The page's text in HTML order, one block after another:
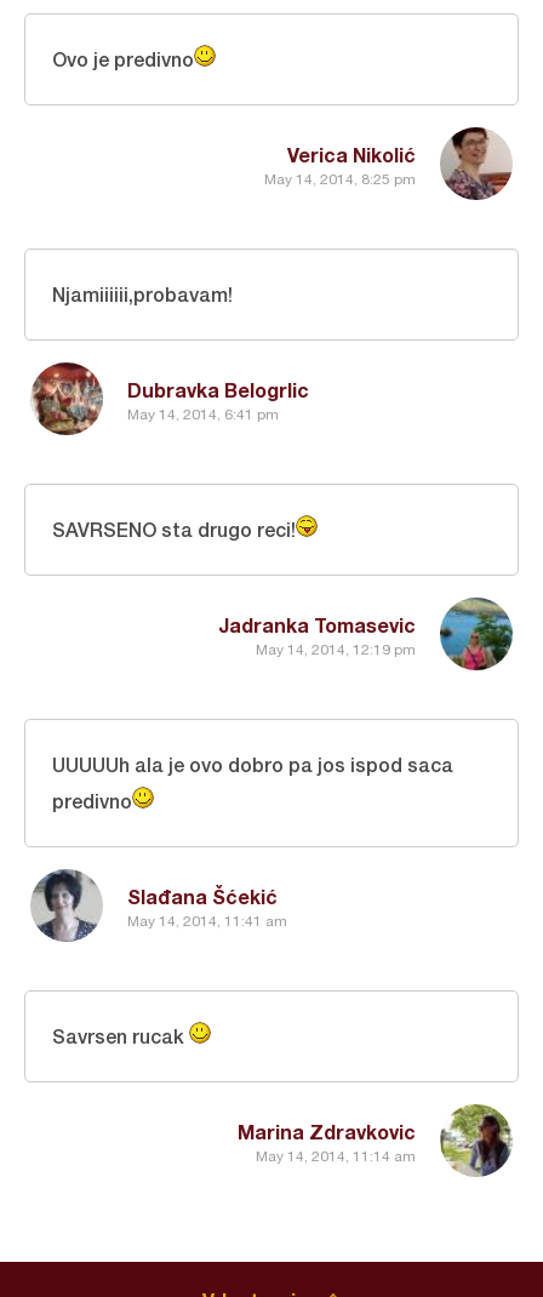
Verica Nikolić
May 14, 2014, 8:25 pm
Ovo je predivno
Dubravka Belogrlic
May 14, 2014, 6:41 pm
Njamiiiiii,probavam!
Jadranka Tomasevic
May 14, 2014, 12:19 pm
SAVRSENO sta drugo reci!
Slađana Šćekić
May 14, 2014, 11:41 am
UUUUUh ala je ovo dobro pa jos ispod saca
predivno
Marina Zdravkovic
May 14, 2014, 11:14 am
Savrsen rucak